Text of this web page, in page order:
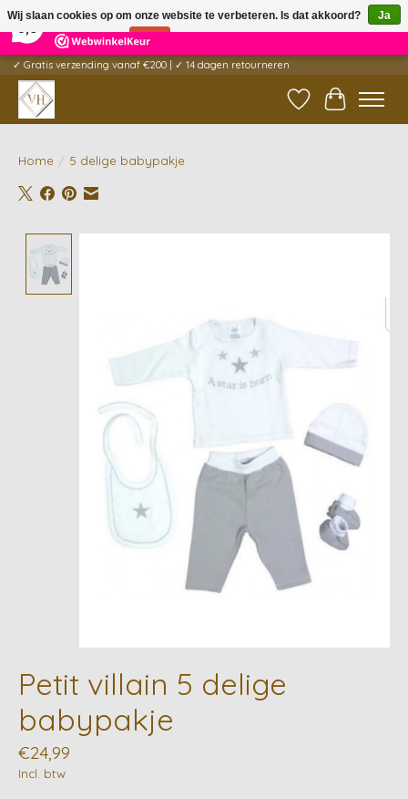
5 Reviews ×
✓ Gratis verzending vanaf €200 | ✓ 14 dagen retourneren
Verlanglijst
Home / 5 delige babypakje
Petit villain 5 delige
babypakje
€24,99
Incl. btw
Wij slaan cookies op om onze website te verbeteren. Is dat akkoord?
Ja
Nee